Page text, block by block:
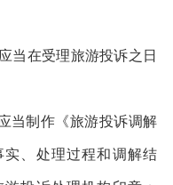
当在受理旅游投诉之日
当制作《旅游投诉调解
、处理过程和调解结